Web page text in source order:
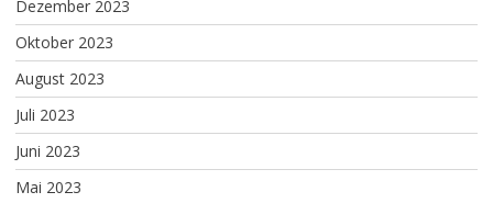
Dezember 2023
Oktober 2023
August 2023
Juli 2023
Juni 2023
Mai 2023